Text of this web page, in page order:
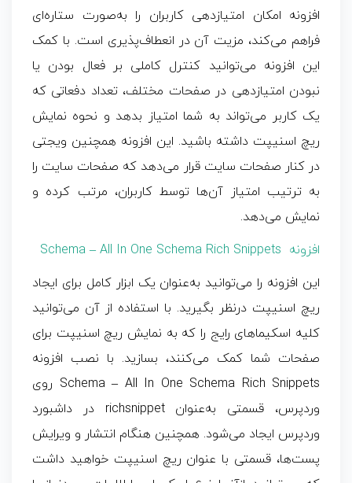
افزونه امکان امتیازدهی کاربران را به‌صورت ستاره‌ای
فراهم می‌کند، مزیت آن در انعطاف‌پذیری است. با کمک
این افزونه می‌توانید کنترل کاملی بر فعال بودن یا
نبودن امتیازدهی در صفحات مختلف، تعداد دفعاتی که
یک کاربر می‌تواند به شما امتیاز بدهد و نحوه نمایش
ریچ اسنیپت داشته باشید. این افزونه همچنین ویجتی
در کنار صفحات سایت قرار می‌دهد که صفحات سایت را
به ترتیب امتیاز آن‌ها توسط کاربران، مرتب کرده و
نمایش می‌دهد.
افزونه Schema – All In One Schema Rich Snippets
این افزونه را می‌توانید به‌عنوان یک ابزار کامل برای ایجاد
ریچ اسنیپت درنظر بگیرید. با استفاده از آن می‌توانید
کلیه اسکیماهای رایج را که به نمایش ریچ اسنیپت برای
صفحات شما کمک می‌کنند، بسازید. با نصب افزونه
Schema – All In One Schema Rich Snippets روی
وردپرس، قسمتی به‌عنوان richsnippet در داشبورد
وردپرس ایجاد می‌شود. همچنین هنگام انتشار و ویرایش
پست‌ها، قسمتی با عنوان ریچ اسنیپت خواهید داشت